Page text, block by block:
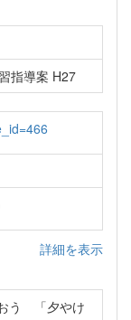
指導案 H27
詳細を表示
う 「夕やけ